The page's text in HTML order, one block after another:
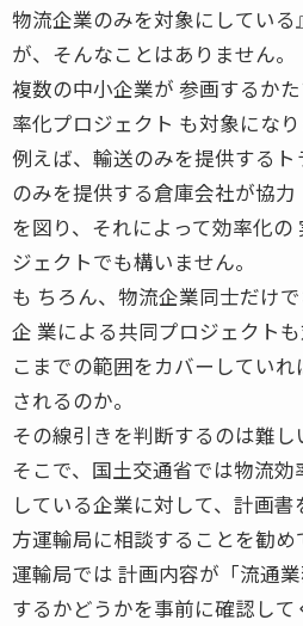
物流企業のみを対象にしてい
が、そんなことはありません。
複数の中小企業が 参画するか
率化プロジェクト も対象になり
例えば、輸送のみを提供する
のみを提供する倉庫会社が協
を図り、それによって効率化
ジェクトでも構いません。
も ちろん、物流企業同士だけ
企 業による共同プロジェクト
こまでの範囲をカバーしてい
されるのか。
その線引きを判断するのは難し
そこで、国土交通省では物流
している企業に対して、計画
方運輸局に相談することを勧め
運輸局では 計画内容が「流通
するかどうかを事前に確認し